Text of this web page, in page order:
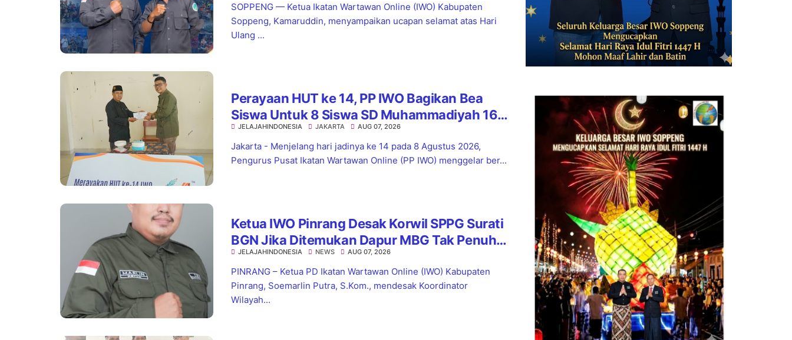
SOPPENG — Ketua Ikatan Wartawan Online (IWO) Kabupaten
Soppeng, Kamaruddin, menyampaikan ucapan selamat atas Hari
Ulang ...
Perayaan HUT ke 14, PP IWO Bagikan Bea
Siswa Untuk 8 Siswa SD Muhammadiyah 16
Jaksel
JELAJAHINDONESIA JAKARTA AUG 07, 2026
Jakarta - Menjelang hari jadinya ke 14 pada 8 Agustus 2026,
Pengurus Pusat Ikatan Wartawan Online (PP IWO) menggelar ber...
Ketua IWO Pinrang Desak Korwil SPPG Surati
BGN Jika Ditemukan Dapur MBG Tak Penuhi
Standar
JELAJAHINDONESIA NEWS AUG 07, 2026
PINRANG – Ketua PD Ikatan Wartawan Online (IWO) Kabupaten
Pinrang, Soemarlin Putra, S.Kom., mendesak Koordinator
Wilayah...